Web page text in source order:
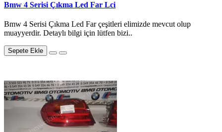
Bmw 4 Serisi Çıkma Led Far Lci
Bmw 4 Serisi Çıkma Led Far çeşitleri elimizde mevcut olup
muayyerdir. Detaylı bilgi için lütfen bizi..
Sepete Ekle